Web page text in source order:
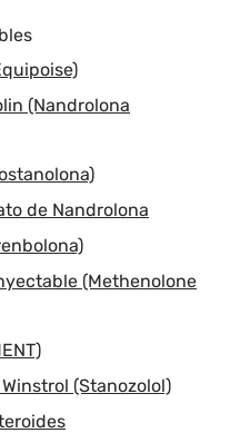
(Nandrolona
de Nandrolona
(Methenolone
(Stanozolol)